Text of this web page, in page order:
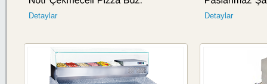
Detaylar Detaylar